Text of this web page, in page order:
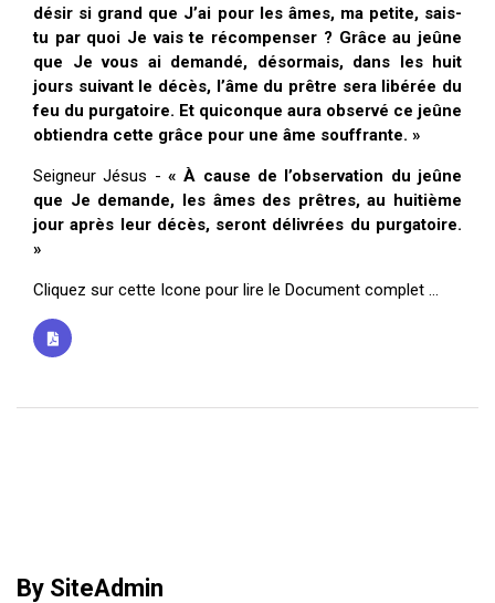
désir si grand que J’ai pour les âmes, ma petite, sais-
tu par quoi Je vais te ré­compenser ? Grâce au jeûne
que Je vous ai demandé, désor­mais, dans les huit
jours suivant le décès, l’âme du prêtre sera libérée du
feu du purgatoire. Et quiconque aura observé ce jeûne
obtiendra cette grâce pour une âme souffrante. »
Seigneur Jésus - « À cause de l’observation du jeûne
que Je demande, les âmes des prêtres, au huitième
jour après leur décès, seront délivrées du purgatoire.
»
Cliquez sur cette Icone pour lire le Document complet ...
By SiteAdmin